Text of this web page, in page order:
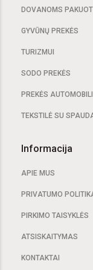
DOVANOMS PAKUOTI
GYVŪNŲ PREKĖS
TURIZMUI
SODO PREKĖS
PREKĖS
TEKSTILĖ SU
Informacija
APIE MUS
PRIVATUMO
PIRKIMO TAISYKLĖS
ATSISKAITYMAS
KONTAKTAI